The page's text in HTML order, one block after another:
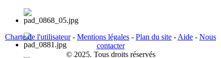
Charte de l'utilisateur- Mentions légales - Plan du site - Aide - Nous
contacter
© 2025. Tous droits réservés